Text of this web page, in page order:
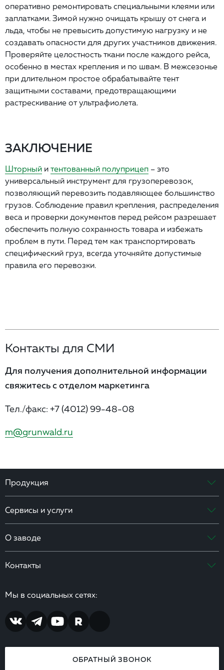
оперативно ремонтировать специальными клеями или
заплатками. Зимой нужно очищать крышу от снега и
льда, чтобы не превысить допустимую нагрузку и не
создавать опасности для других участников движения.
Проверяйте целостность ткани после каждого рейса,
особенно в местах крепления и по швам. В межсезонье
при длительном простое обрабатывайте тент
защитными составами, предотвращающими
растрескивание от ультрафиолета.
ЗАКЛЮЧЕНИЕ
Шторный и тентованный полуприцеп – это
универсальный инструмент для грузоперевозок,
позволяющий перевозить подавляющее большинство
грузов. Соблюдение правил крепления, распределения
веса и проверки документов перед рейсом разрешает
обеспечить полную сохранность товара и избежать
проблем в пути. Перед тем как транспортировать
специфический груз, всегда уточняйте допустимые
правила его перевозки.
Контакты для СМИ
Для получения дополнительной информации
свяжитесь с отделом маркетинга
Тел./факс: +7 (4012) 99-48-08
m@grunwald.ru
Продукция
Сервисы и услуги
О заводе
Контакты
Мы в социальных сетях:
ОБРАТНЫЙ ЗВОНОК